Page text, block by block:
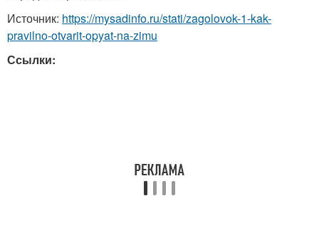
Источник: https://mysadinfo.ru/stati/zagolovok-1-kak-
pravilno-otvarit-opyat-na-zimu
Ссылки: